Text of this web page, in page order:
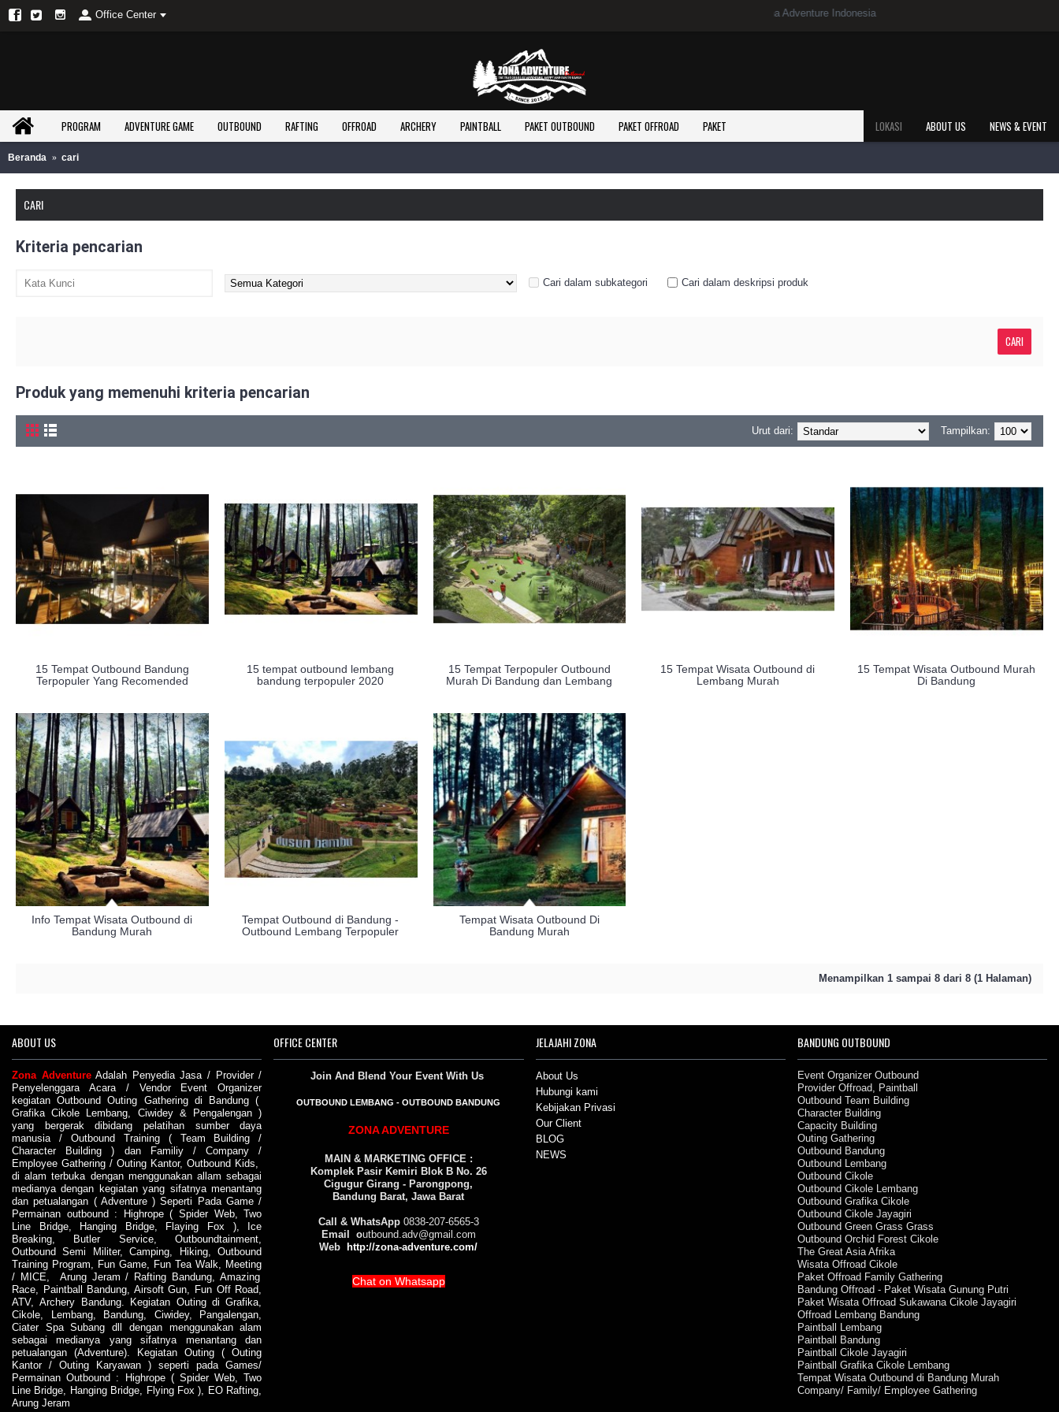
Office Center Selamat Datang Di Website Resmi Zona Adventure Indonesia
PROGRAM ADVENTURE GAME OUTBOUND RAFTING OFFROAD ARCHERY PAINTBALL PAKET OUTBOUND PAKET OFFROAD PAKET NEWS & EVENT
ABOUT US
LOKASI
Beranda cari
CARI
Kriteria pencarian
Cari dalam subkategori Cari dalam deskripsi produk
Produk yang memenuhi kriteria pencarian
Tampilkan:
Urut dari:
15 Tempat Outbound Bandung
Terpopuler Yang Recomended
15 tempat outbound lembang
bandung terpopuler 2020
15 Tempat Terpopuler Outbound
Murah Di Bandung dan Lembang
15 Tempat Wisata Outbound di
Lembang Murah
15 Tempat Wisata Outbound Murah
Di Bandung
Info Tempat Wisata Outbound di
Bandung Murah
Tempat Outbound di Bandung -
Outbound Lembang Terpopuler
Tempat Wisata Outbound Di
Bandung Murah
Menampilkan 1 sampai 8 dari 8 (1 Halaman)
ABOUT US
Zona Adventure Adalah Penyedia Jasa / Provider/
Penyelenggara Acara/ Vendor
Event Organizer
kegiatanOutbound Outing Gathering di Bandung(
Grafika Cikole Lembang
Ciwidey& Pengalengan )
yang bergerak dibidang pelatihan sumber daya
manusia / Outbound Training( Team Building /
Character Building ) dan Familiy/Company /
Employee Gathering /Outing Kantor,Outbound Kids
di alam terbuka dengan menggunakan allam sebagai
medianya dengan kegiatan yang sifatnya menantang
dan petualangan ( Adventure) Seperti Pada Game/
Permainan outbound: Highrope(Spider Web,Two
Line Bridge, Hanging Bridge, Flaying Fox ), Ice
Breaking
Butler Service,Outboundtainment
Outbound Semi Militer,Camping Hiking,Outbound
Training Program Fun Game Fun Tea Walk
Meeting
/ MICE ,Arung Jeram / Rafting Bandung, Amazing
Race
Paintball Bandung , Airsoft Gun, Fun Off Road
ATV,Archery Bandung. Kegiatan OutingdiGrafika
Cikole
Lembang, Bandung Ciwidey, Pangalengan,
Ciater Spa Subang dll dengan menggunakan alam
sebagai medianya yang sifatnya menantang dan
petualangan (Adventure). KegiatanOuting (Outing
Kantor/Outing Karyawan ) seperti padaGames/
Permainan Outbound : Highrope( Spider Web ,Two
Line Bridge
Hanging Bridge Flying Fox ), EO Rafting
Arung Jeram
OFFICE CENTER
Join And Blend Your Event With Us
OUTBOUND LEMBANG -OUTBOUND BANDUNG
ZONA ADVENTURE
MAIN & MARKETING OFFICE :
Komplek Pasir Kemiri Blok B No. 26
Cigugur Girang - Parongpong,
Bandung Barat, Jawa Barat
Call & WhatsApp0838-207-6565-3
Email outbound.adv@gmail.com
Webhttp://zona-adventure.com/
Chat on Whatsapp
JELAJAHI ZONA
About Us
Hubungi kami
Kebijakan Privasi
Our Client
BLOG
NEWS
BANDUNG OUTBOUND
Event Organizer Outbound
Provider Offroad, Paintball
Outbound Team Building
Character Building
Capacity Building
Outing Gathering
Outbound Bandung
Outbound Lembang
Outbound Cikole
Outbound Cikole Lembang
Outbound Grafika Cikole
Outbound Cikole Jayagiri
Outbound Green Grass Grass
Outbound Orchid Forest Cikole
The Great Asia Afrika
Wisata Offroad Cikole
Paket Offroad Family Gathering
Bandung Offroad - Paket Wisata Gunung Putri
Paket Wisata Offroad Sukawana Cikole Jayagiri
Offroad Lembang Bandung
Paintball Lembang
Paintball Bandung
Paintball Cikole Jayagiri
Paintball Grafika Cikole Lembang
Tempat Wisata Outbound di Bandung Murah
Company/ Family/ Employee Gathering